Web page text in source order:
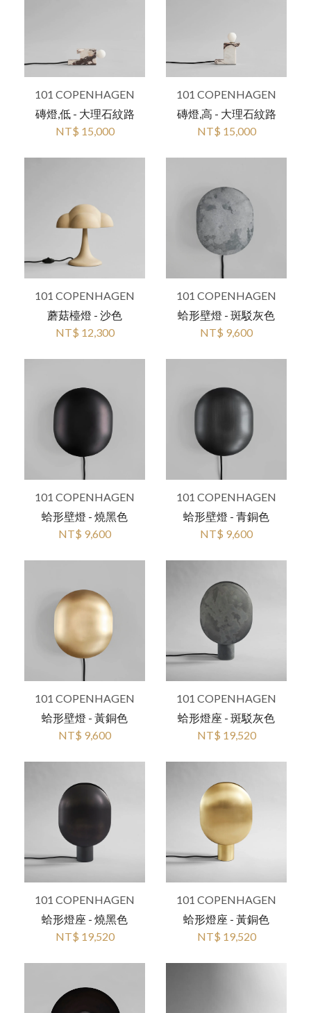
101 COPENHAGEN
磚燈,低 - 大理石紋路
NT$ 15,000
101 COPENHAGEN
磚燈,高 - 大理石紋路
NT$ 15,000
101 COPENHAGEN
蘑菇檯燈 - 沙色
NT$ 12,300
101 COPENHAGEN
蛤形壁燈 - 斑駁灰色
NT$ 9,600
101 COPENHAGEN
蛤形壁燈 - 燒黑色
NT$ 9,600
101 COPENHAGEN
蛤形壁燈 - 青銅色
NT$ 9,600
101 COPENHAGEN
蛤形壁燈 - 黃銅色
NT$ 9,600
101 COPENHAGEN
蛤形燈座 - 斑駁灰色
NT$ 19,520
101 COPENHAGEN
蛤形燈座 - 燒黑色
NT$ 19,520
101 COPENHAGEN
蛤形燈座 - 黃銅色
NT$ 19,520